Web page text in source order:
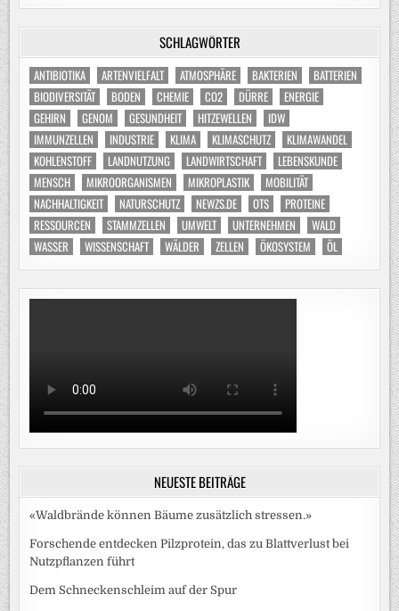
SCHLAGWÖRTER
ANTIBIOTIKA ARTENVIELFALT ATMOSPHÄRE BAKTERIEN
BATTERIEN
BIODIVERSITÄT
BODEN CHEMIE CO2 DÜRRE
ENERGIE
GEHIRN
GENOM GESUNDHEIT HITZEWELLEN
IDW
IMMUNZELLEN
INDUSTRIE KLIMA KLIMASCHUTZ
KLIMAWANDEL
KOHLENSTOFF
LANDNUTZUNG LANDWIRTSCHAFT
LEBENSKUNDE
MENSCH
MIKROORGANISMEN MIKROPLASTIK
MOBILITÄT
NACHHALTIGKEIT
NATURSCHUTZ NEWZS.DE OTS
PROTEINE
RESSOURCEN
STAMMZELLEN UMWELT UNTERNEHMEN
WALD
WASSER
WISSENSCHAFT WÄLDER ZELLEN ÖKOSYSTEM ÖL
NEUESTE BEITRÄGE
«Waldbrände können Bäume zusätzlich stressen.»
Forschende entdecken Pilzprotein, das zu Blattverlust bei
Nutzpflanzen führt
Dem Schneckenschleim auf der Spur